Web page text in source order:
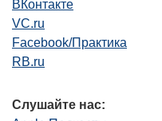
ВКонтакте
VC.ru
Facebook/Практика
RB.ru
Слушайте нас: